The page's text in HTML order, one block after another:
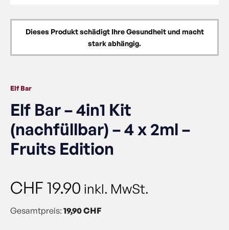
Dieses Produkt schädigt Ihre Gesundheit und macht
stark abhängig.
Elf Bar
Elf Bar – 4in1 Kit
(nachfüllbar) – 4 x 2ml –
Fruits Edition
CHF 19.90 inkl. MwSt.
Gesamtpreis: 19,90 CHF